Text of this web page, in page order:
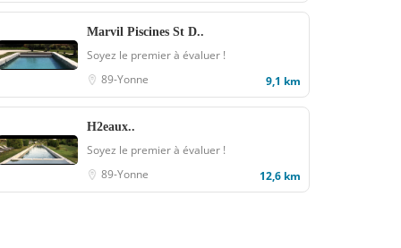
Marvil Piscines St D..
Soyez le premier à évaluer !
89-Yonne
9,1 km
H2eaux..
Soyez le premier à évaluer !
89-Yonne
12,6 km